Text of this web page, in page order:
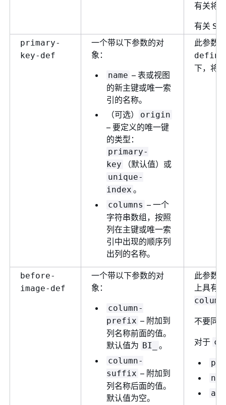
有关将
有关
primary-
key-def
一个带以下参数的对
象：
name – 表或视图
的新主键或唯一索
引的名称。
（可选）
origin
– 要定义的唯一键
的类型：
primary-
key
（默认值）或
unique-
index 。
columns – 一个
字符串数组，按照
列在主键或唯一索
引中出现的顺序列
出列的名称。
此参数
下，将
before-
image-def
一个带以下参数的对
象：
column-
prefix – 附加到
列名称前面的值。
默认值为 BI_ 。
column-
suffix – 附加到
列名称后面的值。
默认值为空。
此参数
上具有
不要同
对于
all